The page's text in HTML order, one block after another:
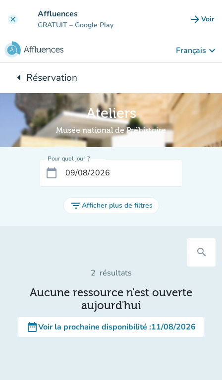
clear Affluences
GRATUIT – Google Play arrow_forward Voir
Français keyboard_arrow_down
arrow_leftRetour à :
Réservation
Ateliers
Musée national de Préhistoire
Pour quel jour ?
calendar_today
filter_listAfficher plus de filtres
search
2 résultats
Aucune ressource n'est ouverte
aujourd'hui
date_rangeVoir la prochaine disponibilité :11/08/2026